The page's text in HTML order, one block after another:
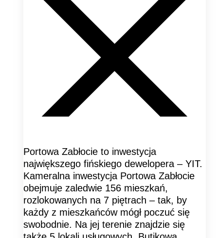
Portowa Zabłocie to inwestycja
największego fińskiego dewelopera – YIT.
Kameralna inwestycja Portowa Zabłocie
obejmuje zaledwie 156 mieszkań,
rozlokowanych na 7 piętrach – tak, by
każdy z mieszkańców mógł poczuć się
swobodnie. Na jej terenie znajdzie się